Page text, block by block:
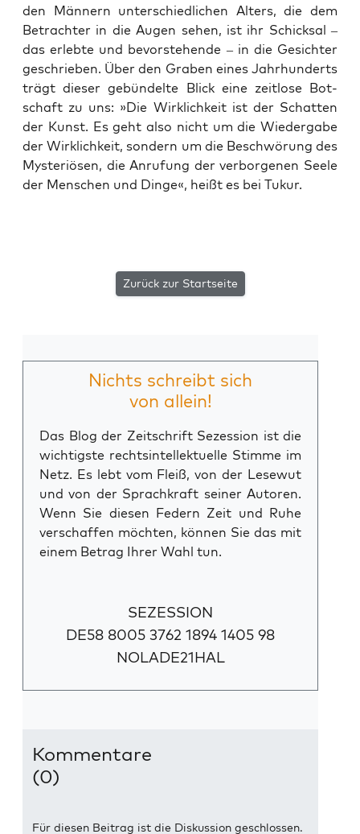
den Män­nern unter­schied­li­chen Alters, die dem
Betrach­ter in die Augen sehen, ist ihr Schick­sal –
das erleb­te und bevor­ste­hen­de – in die Gesich­ter
geschrie­ben. Über den Gra­ben eines Jahr­hun­derts
trägt die­ser gebün­del­te Blick eine zeit­lo­se Bot­
schaft zu uns: »Die Wirk­lich­keit ist der Schat­ten
der Kunst. Es geht also nicht um die Wie­der­ga­be
der Wirk­lich­keit, son­dern um die Beschwö­rung des
Mys­te­riö­sen, die Anru­fung der ver­bor­ge­nen See­le
der Men­schen und Din­ge«, heißt es bei Tukur.
Zurück zur Startseite
Nichts schreibt sich
von allein!
Das Blog der Zeitschrift Sezession ist die
wichtigste rechtsintellektuelle Stimme im
Netz. Es lebt vom Fleiß, von der Lesewut
und von der Sprachkraft seiner Autoren.
Wenn Sie diesen Federn Zeit und Ruhe
verschaffen möchten, können Sie das mit
einem Betrag Ihrer Wahl tun.
SEZESSION
DE58 8005 3762 1894 1405 98
NOLADE21HAL
Kommentare
(0)
Für diesen Beitrag ist die Diskussion geschlossen.